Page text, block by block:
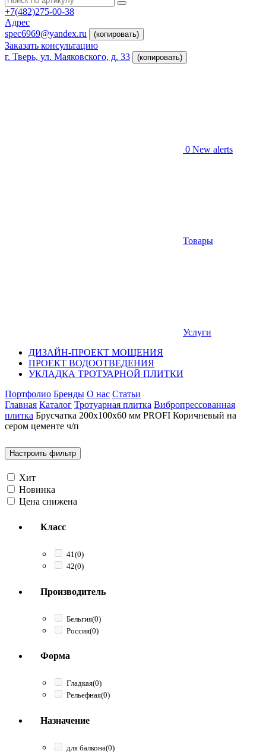
+7(482)275-00-38
Адрес
spec6969@yandex.ru
(копировать)
Заказать консультацию
г. Тверь, ул. Маяковского, д. 33
(копировать)
0 New alerts
Товары
Услуги
ДИЗАЙН-ПРОЕКТ МОЩЕНИЯ
ПРОЕКТ ВОДООТВЕДЕНИЯ
УКЛАДКА ТРОТУАРНОЙ ПЛИТКИ
Портфолио Бренды О нас Статьи
Главная Каталог Тротуарная плитка Вибропрессованная
плитка Брусчатка 200х100х60 мм PROFI Коричневый на
сером цементе ч/п
Настроить фильтр
Хит
Новинка
Цена снижена
Класс
41(0)
42(0)
Производитель
Бельгия(0)
Россия(0)
Форма
Гладкая(0)
Рельефная(0)
Назначение
для балкона(0)